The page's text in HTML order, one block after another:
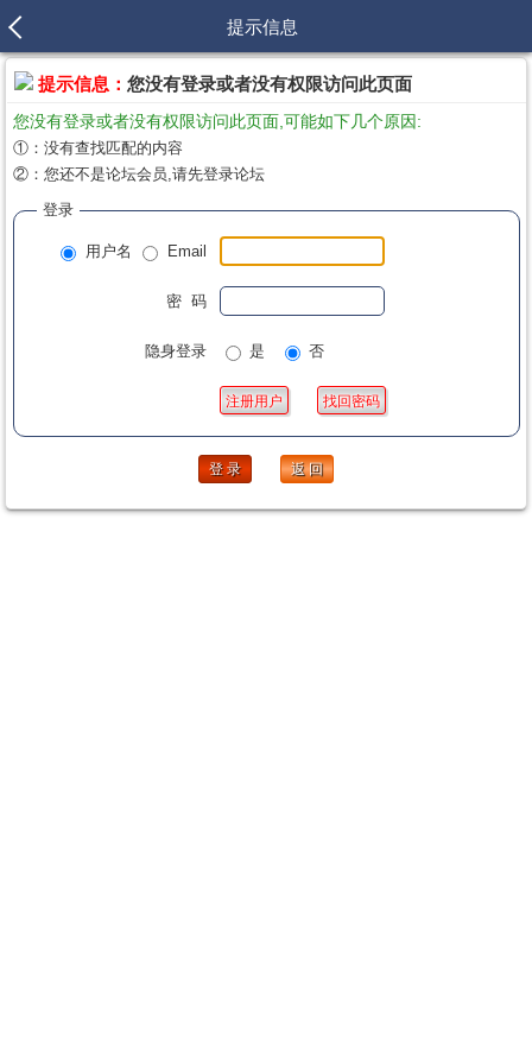
提示信息
提示信息： 您没有登录或者没有权限访问此页面
您没有登录或者没有权限访问此页面,可能如下几个原因:
①：没有查找匹配的内容
②：您还不是论坛会员,请先登录论坛
登录
用户名 Email
密 码
隐身登录 是 否